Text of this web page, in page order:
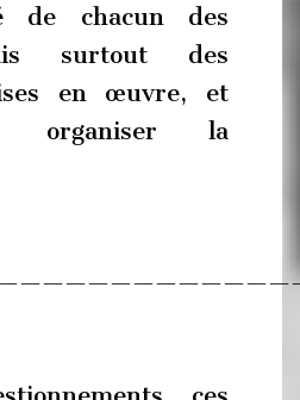
de chacun des
surtout des
en œuvre, et
organiser la